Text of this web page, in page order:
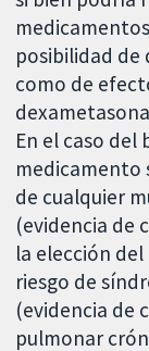
posibilidad de
como de
En el caso del
medicamento
de cualquier
(evidencia de
la elección
riesgo de
(evidencia de
pulmonar